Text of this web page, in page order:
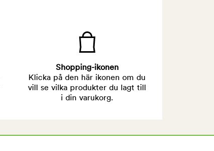
Shopping-ikonen
Klicka på den här ikonen om du
vill se vilka produkter du lagt till
i din varukorg.